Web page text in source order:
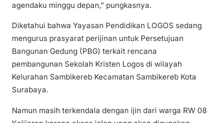
agendaku minggu depan,” pungkasnya.
Diketahui bahwa Yayasan Pendidikan LOGOS sedang
mengurus prasyarat perijinan untuk Persetujuan
Bangunan Gedung (PBG) terkait rencana
pembangunan Sekolah Kristen Logos di wilayah
Kelurahan Sambikereb Kecamatan Sambikereb Kota
Surabaya.
Namun masih terkendala dengan ijin dari warga RW 08